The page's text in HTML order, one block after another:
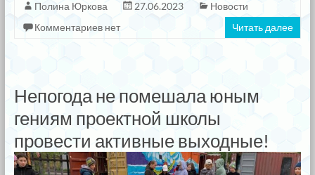
Полина Юркова 27.06.2023
Новости
Комментариев нет
Читать далее
Непогода не помешала юным
гениям проектной школы
провести активные выходные!